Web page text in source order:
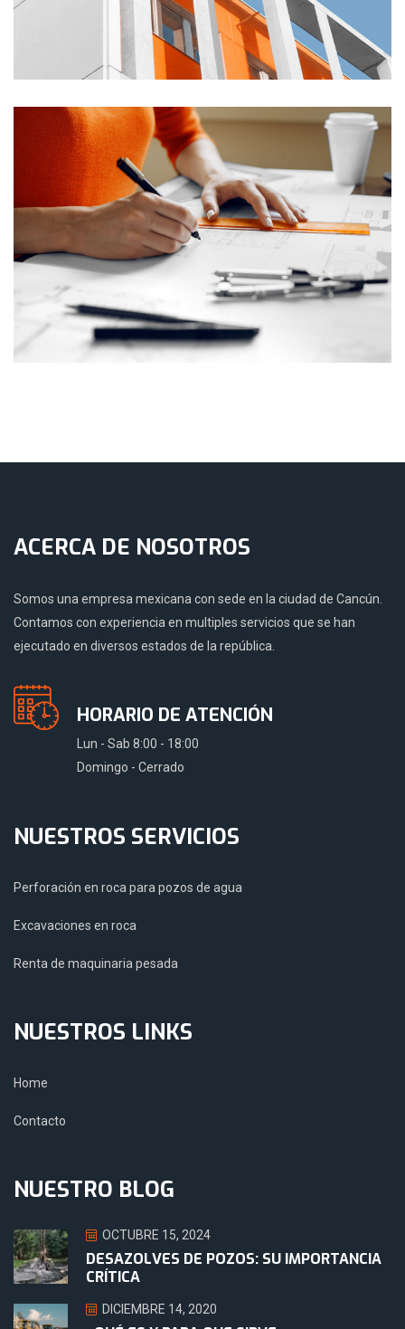
ACERCA DE NOSOTROS
Somos una empresa mexicana con sede en la ciudad de Cancún.
Contamos con experiencia en multiples servicios que se han
ejecutado en diversos estados de la república.
HORARIO DE ATENCIÓN
Lun - Sab 8:00 - 18:00
Domingo - Cerrado
NUESTROS SERVICIOS
Perforación en roca para pozos de agua
Excavaciones en roca
Renta de maquinaria pesada
NUESTROS LINKS
Home
Contacto
NUESTRO BLOG
OCTUBRE 15, 2024
DESAZOLVES DE POZOS: SU IMPORTANCIA
CRÍTICA
DICIEMBRE 14, 2020